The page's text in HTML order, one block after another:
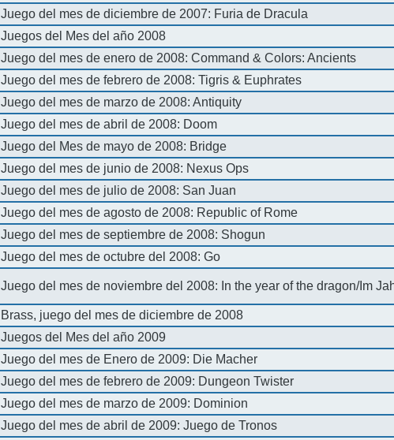
Juego del mes de diciembre de 2007: Furia de Dracula
Juegos del Mes del año 2008
Juego del mes de enero de 2008: Command & Colors: Ancients
Juego del mes de febrero de 2008: Tigris & Euphrates
Juego del mes de marzo de 2008: Antiquity
Juego del mes de abril de 2008: Doom
Juego del Mes de mayo de 2008: Bridge
Juego del mes de junio de 2008: Nexus Ops
Juego del mes de julio de 2008: San Juan
Juego del mes de agosto de 2008: Republic of Rome
Juego del mes de septiembre de 2008: Shogun
Juego del mes de octubre del 2008: Go
Juego del mes de noviembre del 2008: In the year of the dragon/Im
Brass, juego del mes de diciembre de 2008
Juegos del Mes del año 2009
Juego del mes de Enero de 2009: Die Macher
Juego del mes de febrero de 2009: Dungeon Twister
Juego del mes de marzo de 2009: Dominion
Juego del mes de abril de 2009: Juego de Tronos